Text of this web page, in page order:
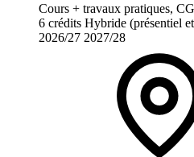
Cours + travaux pratiques,
6 crédits Hybride (présentiel
2026/27 2027/28